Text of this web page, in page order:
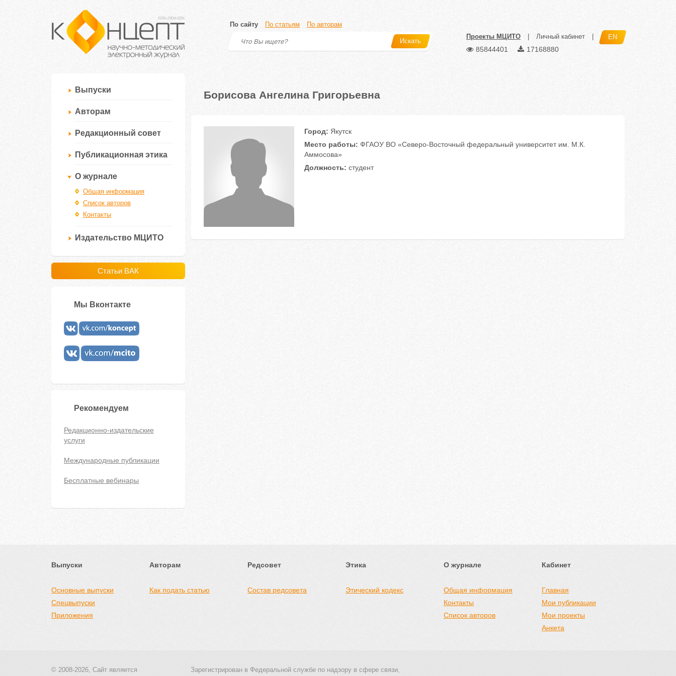
По сайту По статьям По авторам
Искать
Проекты МЦИТО Личный кабинет EN
85844401 17168880
Выпуски
Авторам
Редакционный совет
Публикационная этика
О журнале
Общая информация
Список авторов
Контакты
Издательство МЦИТО
Статьи ВАК
Мы Вконтакте
Рекомендуем
Редакционно-издательские
услуги
Международные публикации
Бесплатные вебинары
Борисова Ангелина Григорьевна
Город: Якутск
Место работы: ФГАОУ ВО «Северо-Восточный федеральный университет им. М.К.
Аммосова»
Должность: студент
Выпуски
Основные выпуски
Спецвыпуски
Приложения
Авторам
Как подать статью
Редсовет
Состав редсовета
Этика
Этический кодекс
О журнале
Общая информация
Контакты
Список авторов
Кабинет
Главная
Мои публикации
Мои проекты
Анкета
© 2008-2026, Сайт является
Зарегистрирован в Федеральной службе по надзору в сфере связи,